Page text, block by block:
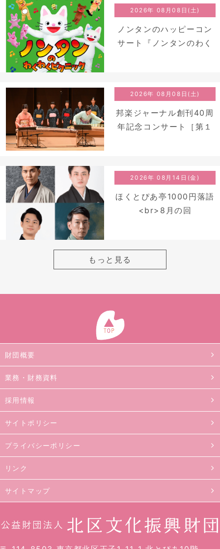
2026年 08月08日(土)
ノンタンのハッピーコン
サート『ノンタンのわく
2026年 08月08日(土)
邦楽ジャーナル創刊40周
年記念コンサート［第１
2026年 08月14日(金)
ほくとぴあ亭1000円落語
<br>8月の回
もっと見る
財団概要
業務・財務資料
採用情報
サイトポリシー
プライバシーポリシー
リンク
サイトマップ